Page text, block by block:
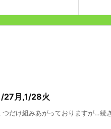
27月,1/28火
つだけ組みあがっておりますが…続